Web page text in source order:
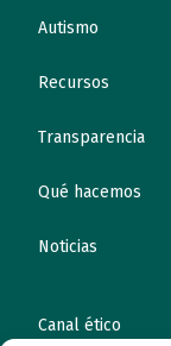
Autismo
Recursos
Transparencia
Qué hacemos
Noticias
Canal ético